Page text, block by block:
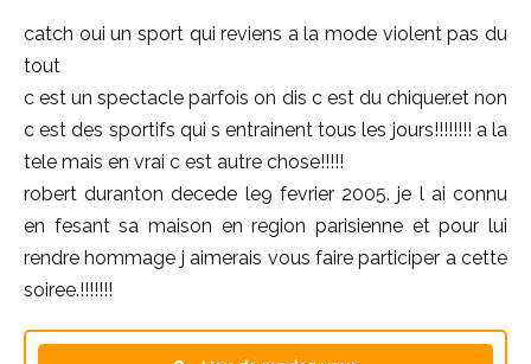
catch oui un sport qui reviens a la mode violent pas du
tout
c est un spectacle parfois on dis c est du chiquer.et non
c est des sportifs qui s entrainent tous les jours!!!!!!!! a la
tele mais en vrai c est autre chose!!!!!
robert duranton decede le9 fevrier 2005. je l ai connu
en fesant sa maison en region parisienne et pour lui
rendre hommage j aimerais vous faire participer a cette
soiree.!!!!!!!